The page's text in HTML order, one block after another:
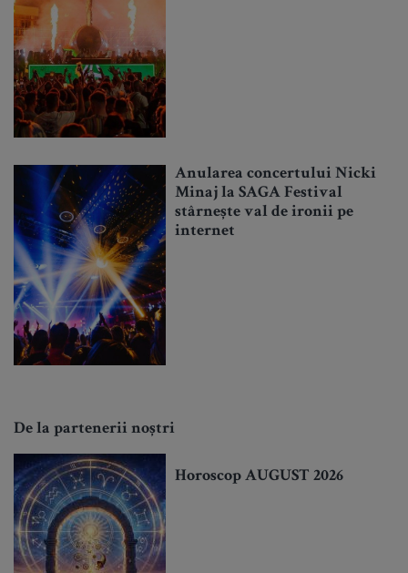
Anularea concertului Nicki
Minaj la SAGA Festival
stârnește val de ironii pe
internet
De la partenerii noștri
Horoscop AUGUST 2026